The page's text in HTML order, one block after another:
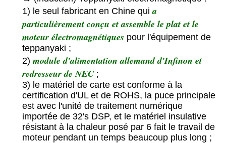
1) le seul fabricant en Chine quia
particulièrement conçu et assemble le plat et le
moteur électromagnétiques pour l'équipement de
teppanyaki ;
2)module d'alimentation allemand d'Infinon et
redresseur de NEC ;
3) le matériel de carte est conforme à la
certification d'UL et de ROHS, la puce principale
est avec l'unité de traitement numérique
importée de 32's DSP, et le matériel insulative
résistant à la chaleur posé par 6 fait le travail de
moteur pendant un temps beaucoup plus long ;